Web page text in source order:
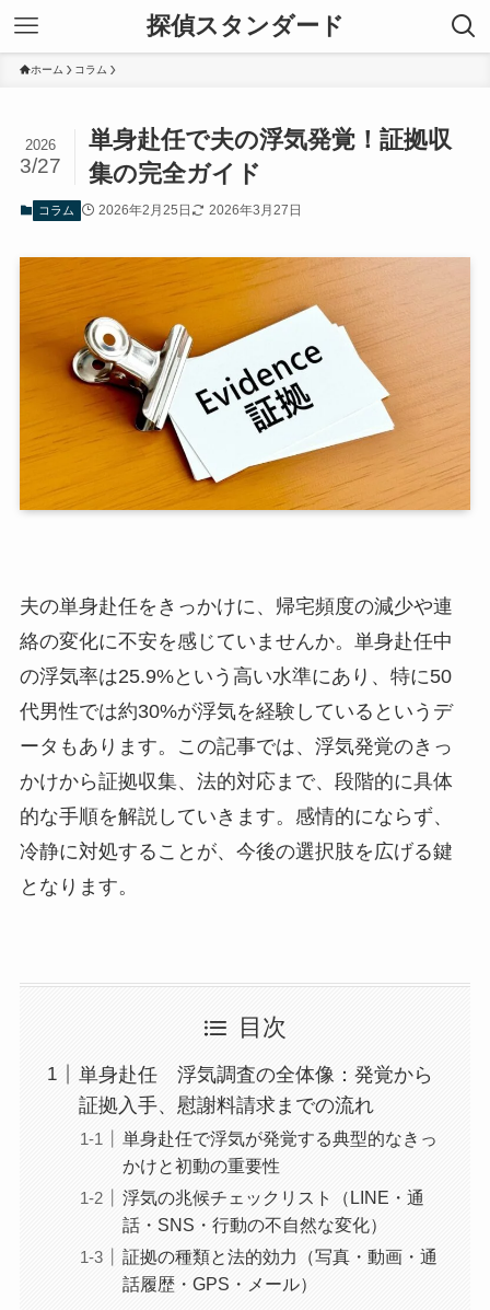
探偵スタンダード
ホーム コラム
単身赴任で夫の浮気発覚！証拠収
集の完全ガイド
2026
3/27
コラム 2026年2月25日 2026年3月27日
夫の単身赴任をきっかけに、帰宅頻度の減少や連
絡の変化に不安を感じていませんか。単身赴任中
の浮気率は25.9%という高い水準にあり、特に50
代男性では約30%が浮気を経験しているというデ
ータもあります。この記事では、浮気発覚のきっ
かけから証拠収集、法的対応まで、段階的に具体
的な手順を解説していきます。感情的にならず、
冷静に対処することが、今後の選択肢を広げる鍵
となります。
目次
単身赴任 浮気調査の全体像：発覚から
証拠入手、慰謝料請求までの流れ
単身赴任で浮気が発覚する典型的なきっ
かけと初動の重要性
浮気の兆候チェックリスト（LINE・通
話・SNS・行動の不自然な変化）
証拠の種類と法的効力（写真・動画・通
話履歴・GPS・メール）